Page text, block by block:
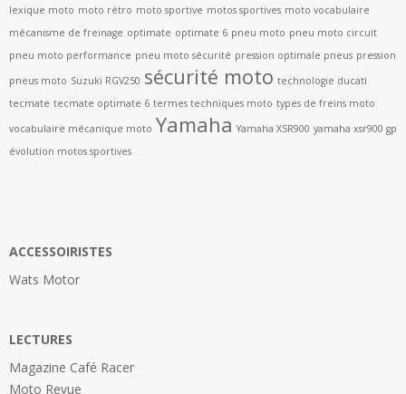
lexique moto moto rétro moto sportive motos sportives moto vocabulaire
mécanisme de freinage optimate optimate 6 pneu moto pneu moto circuit
pneu moto performance pneu moto sécurité pression optimale pneus pression
pneus moto Suzuki RGV250 sécurité moto technologie ducati
tecmate tecmate optimate 6 termes techniques moto types de freins moto
vocabulaire mécanique moto Yamaha Yamaha XSR900 yamaha xsr900 gp
évolution motos sportives
ACCESSOIRISTES
Wats Motor
LECTURES
Magazine Café Racer
Moto Revue